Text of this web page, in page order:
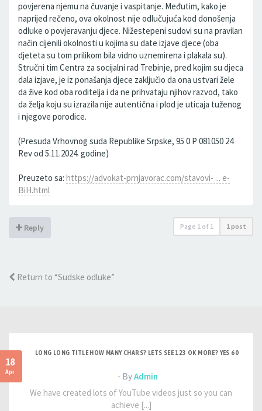
povjerena njemu na čuvanje i vaspitanje. Međutim, kako je
naprijed rečeno, ova okolnost nije odlučujuća kod donošenja
odluke o povjeravanju djece. Nižestepeni sudovi su na pravilan
način cijenili okolnosti u kojima su date izjave djece (oba
djeteta su tom prilikom bila vidno uznemirena i plakala su).
Stručni tim Centra za socijalni rad Trebinje, pred kojim su djeca
dala izjave, je iz ponašanja djece zaključio da ona ustvari žele
da žive kod oba roditelja i da ne prihvataju njihov razvod, tako
da želja koju su izrazila nije autentična i plod je uticaja tuženog
i njegove porodice.
(Presuda Vrhovnog suda Republike Srpske, 95 0 P 081050 24
Rev od 5.11.2024. godine)
Preuzeto sa: https://advokat-prnjavorac.com/stavovi- ... e-
BiH.html
Reply Page 1 of 1 1 post
Return to “Sudske odluke”
18
Apr
LONG LONG TITLE HOW MANY CHARS? LETS SEE 123 OK MORE? YES 60
- ByAdmin
We have created lots of YouTube videos just so you can
achieve [...]